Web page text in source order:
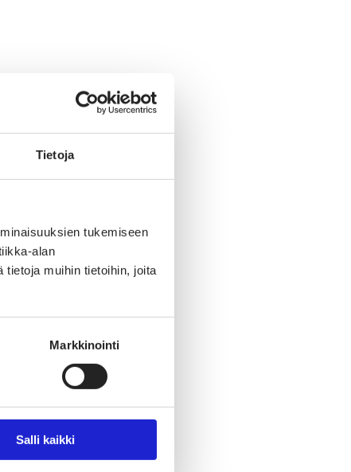
Tietoja
tukemiseen
alan
muihin tietoihin, joita
Markkinointi
Salli kaikki